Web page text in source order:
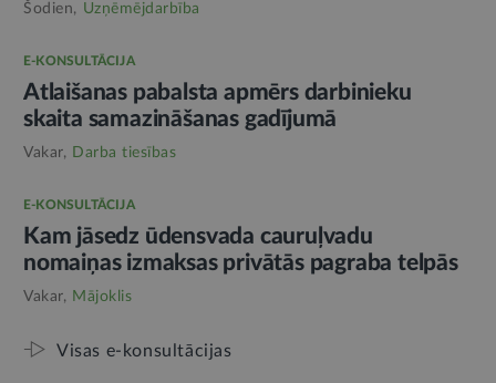
Šodien, Uzņēmējdarbība
E-KONSULTĀCIJA
Atlaišanas pabalsta apmērs darbinieku
skaita samazināšanas gadījumā
Vakar, Darba tiesības
E-KONSULTĀCIJA
Kam jāsedz ūdensvada cauruļvadu
nomaiņas izmaksas privātās pagraba telpās
Vakar, Mājoklis
Visas e-konsultācijas